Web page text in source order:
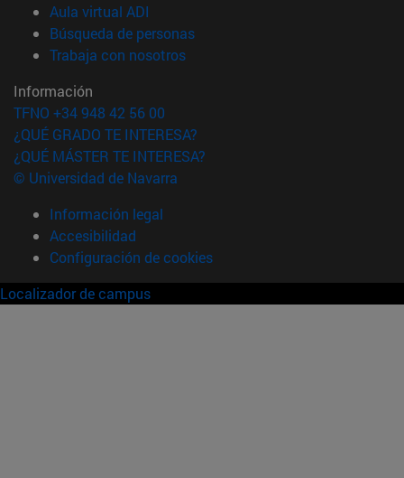
Aula virtual ADI
Búsqueda de personas(abre en nueva ventana)
Trabaja con nosotros(abre en nueva ventana)
Información
TFNO +34 948 42 56 00
¿QUÉ GRADO TE INTERESA?
¿QUÉ MÁSTER TE INTERESA?
© Universidad de Navarra
Información legal
Accesibilidad
Configuración de cookies
Localizador de campus